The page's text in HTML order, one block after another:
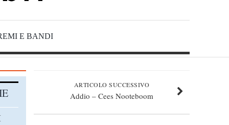
E BANDI
ARTICOLO SUCCESSIVO
Addio – Cees Nooteboom